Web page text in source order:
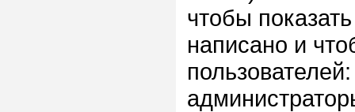
чтобы
написано и